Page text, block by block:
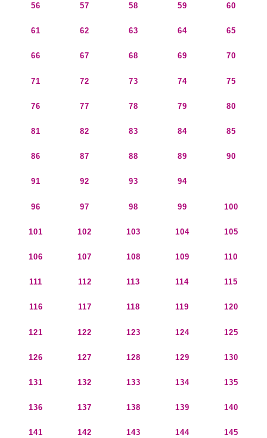
56 57 58 59 60
61 62 63 64 65
66 67 68 69 70
71 72 73 74 75
76 77 78 79 80
81 82 83 84 85
86 87 88 89 90
91 92 93 94
96 97 98 99 100
101 102 103 104 105
106 107 108 109 110
111 112 113 114 115
116 117 118 119 120
121 122 123 124 125
126 127 128 129 130
131 132 133 134 135
136 137 138 139 140
141 142 143 144 145